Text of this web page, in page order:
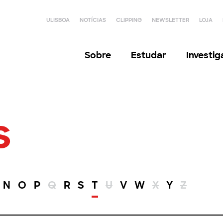
ULISBOA NOTÍCIAS CLIPPING NEWSLETTER LOJA
Sobre Estudar
N O P Q R S T U V W X Y Z